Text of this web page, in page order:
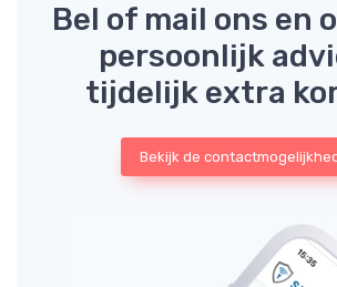
Bel of mail ons en
persoonlijk
tijdelijk extra
Bekijk de